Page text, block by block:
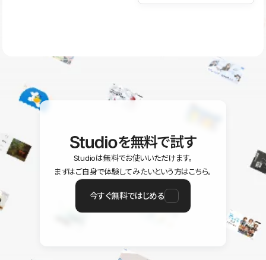
ユーザー同士で質問・相談できるコミュニティもご利用ください。
を無料で試す
Studioは無料でお使いいただけます。
まずはご自身で体験してみたいという方はこちら。
今すぐ無料ではじめる